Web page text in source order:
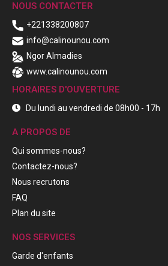
NOUS CONTACTER
+221338200807
info@calinounou.com
Ngor Almadies
www.calinounou.com
HORAIRES D'OUVERTURE
Du lundi au vendredi de 08h00 - 17h
A PROPOS DE
Qui sommes-nous?
Contactez-nous?
Nous recrutons
FAQ
Plan du site
NOS SERVICES
Garde d'enfants